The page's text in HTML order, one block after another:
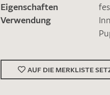
Eigenschaften
Verwendung
AUF DIE MERKLISTE